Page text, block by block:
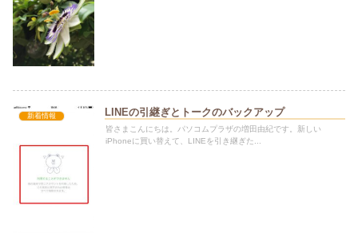
新着情報 LINEの引継ぎとトークのバックアップ
皆さまこんにちは。パソコムプラザの増田由紀です。新しい
iPhoneに買い替えて、LINEを引き継ぎた...